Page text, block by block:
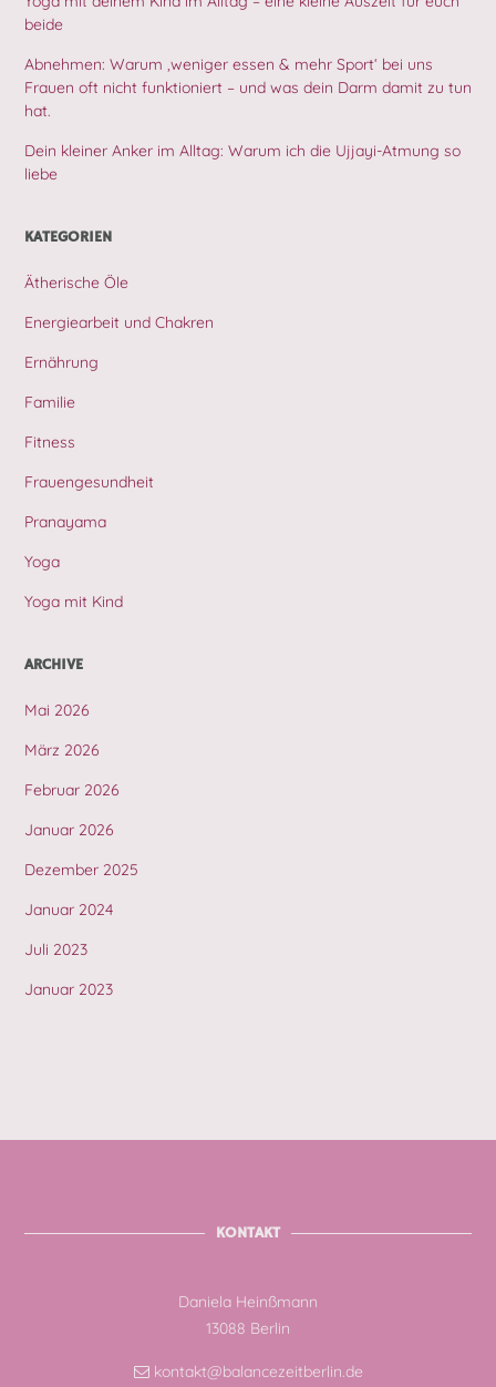
beide
Abnehmen: Warum ‚weniger essen & mehr Sport‘ bei uns
Frauen oft nicht funktioniert – und was dein Darm damit zu tun
hat.
Dein kleiner Anker im Alltag: Warum ich die Ujjayi-Atmung so
liebe
KATEGORIEN
Ätherische Öle
Energiearbeit und Chakren
Ernährung
Familie
Fitness
Frauengesundheit
Pranayama
Yoga
Yoga mit Kind
ARCHIVE
Mai 2026
März 2026
Februar 2026
Januar 2026
Dezember 2025
Januar 2024
Juli 2023
Januar 2023
KONTAKT
Daniela Heinßmann
13088 Berlin
kontakt@balancezeitberlin.de